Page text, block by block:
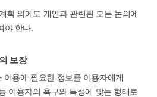
획 외에도 개인과 관련된 모든 논의에
야 한다.
보장
이용에 필요한 정보를 이용자에게
이용자의 욕구와 특성에 맞는 형태로